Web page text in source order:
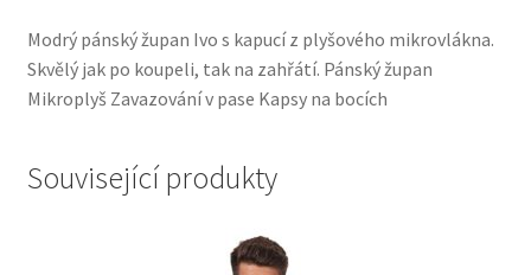
Modrý pánský župan Ivo s kapucí z plyšového mikrovlákna.
Skvělý jak po koupeli, tak na zahřátí. Pánský župan
Mikroplyš Zavazování v pase Kapsy na bocích
Související produkty